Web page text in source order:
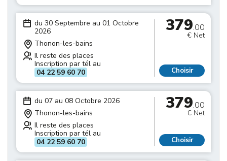
du 30 Septembre au 01 Octobre
2026
Thonon-les-bains
Il reste des places
Inscription par tél au
04 22 59 60 70
379.00
€ Net
Choisir
du 07 au 08 Octobre 2026
Thonon-les-bains
Il reste des places
Inscription par tél au
04 22 59 60 70
379.00
€ Net
Choisir